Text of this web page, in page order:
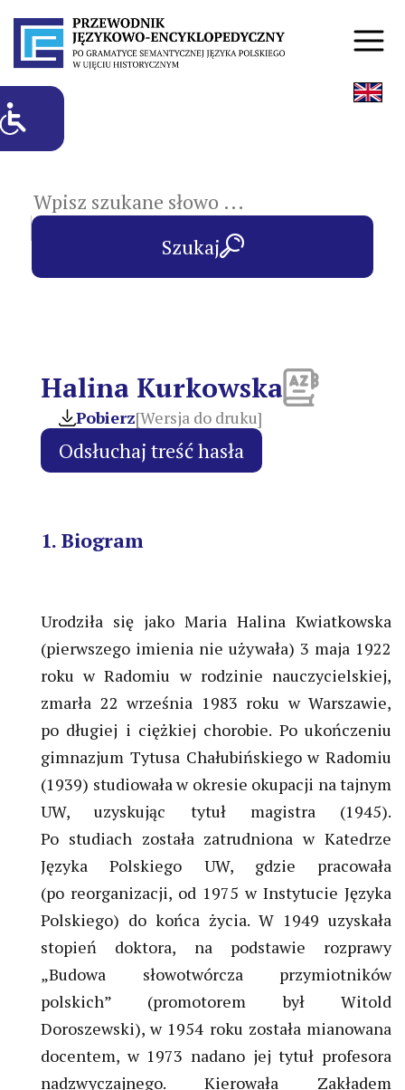
Szukaj
Halina Kurkowska
Pobierz[Wersja do druku]
1. Biogram
Urodziła się jako Maria Halina Kwiatkowska
(pierwszego imienia nie używała) 3 maja 1922
roku w Radomiu w rodzinie nauczycielskiej,
zmarła 22 września 1983 roku w Warszawie,
po długiej i ciężkiej chorobie. Po ukończeniu
gimnazjum Tytusa Chałubińskiego w Radomiu
(1939) studiowała w okresie okupacji na tajnym
UW, uzyskując tytuł magistra (1945).
Po studiach została zatrudniona w Katedrze
Języka Polskiego UW, gdzie pracowała
(po reorganizacji, od 1975 w Instytucie Języka
Polskiego) do końca życia. W 1949 uzyskała
stopień doktora, na podstawie rozprawy
„Budowa słowotwórcza przymiotników
polskich” (promotorem był Witold
Doroszewski), w 1954 roku została mianowana
docentem, w 1973 nadano jej tytuł profesora
nadzwyczajnego. Kierowała Zakładem